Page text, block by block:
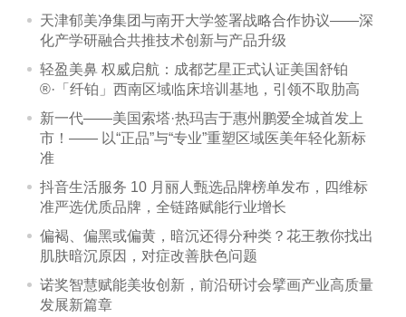
天津郁美净集团与南开大学签署战略合作协议——深
化产学研融合共推技术创新与产品升级
轻盈美鼻 权威启航：成都艺星正式认证美国舒铂
®·「纤铂」西南区域临床培训基地，引领不取肋高
新一代——美国索塔·热玛吉于惠州鹏爱全城首发上
市！—— 以“正品”与“专业”重塑区域医美年轻化新标
准
抖音生活服务 10 月丽人甄选品牌榜单发布，四维标
准严选优质品牌，全链路赋能行业增长
偏褐、偏黑或偏黄，暗沉还得分种类？花王教你找出
肌肤暗沉原因，对症改善肤色问题
诺奖智慧赋能美妆创新，前沿研讨会擘画产业高质量
发展新篇章